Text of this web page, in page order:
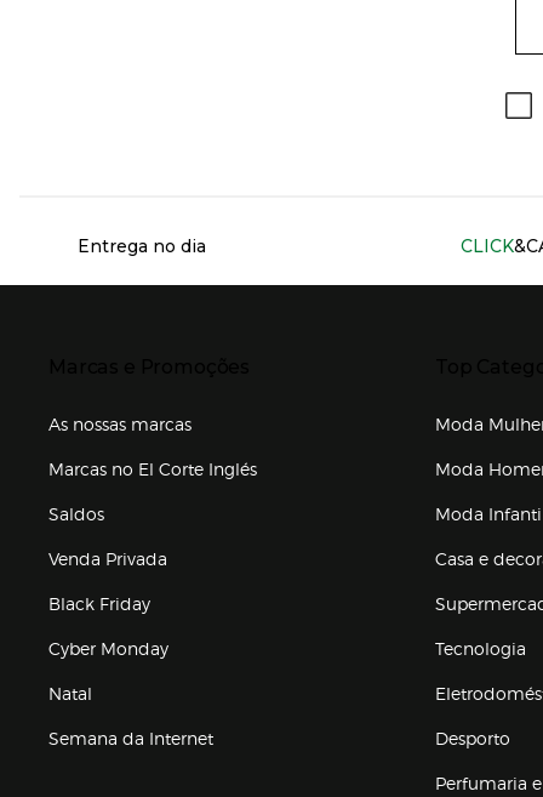
Entrega no dia CLICK
As nossas marcas
Marcas no El Corte Inglés
Saldos
Venda Privada
Black Friday
Cyber Monday
Natal
Semana da Internet
Moda
Moda
Moda
Casa e
Tecnologia
Desporto
Perfumaria